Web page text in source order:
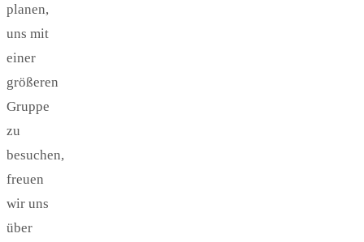
planen,
uns mit
einer
größeren
Gruppe
zu
besuchen,
freuen
wir uns
über